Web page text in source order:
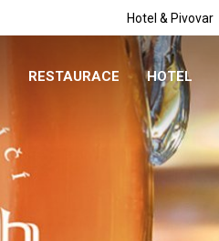
Hotel & Pivovar
RESTAURACE HOTEL